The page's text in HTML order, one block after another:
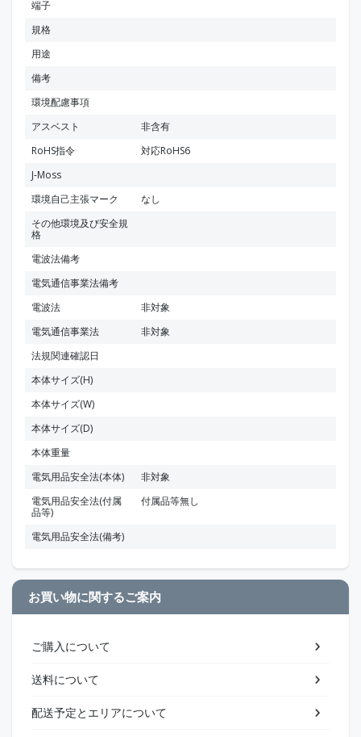
端子
規格
用途
備考
環境配慮事項
アスベスト
非含有
RoHS指令
対応RoHS6
J-Moss
環境自己主張マーク
なし
その他環境及び安全規
格
電波法備考
電気通信事業法備考
電波法
非対象
電気通信事業法
非対象
法規関連確認日
本体サイズ(H)
本体サイズ(W)
本体サイズ(D)
本体重量
電気用品安全法(本体)
非対象
電気用品安全法(付属
品等)
付属品等無し
電気用品安全法(備考)
お買い物に関するご案内
ご購入について
送料について
配送予定とエリアについて